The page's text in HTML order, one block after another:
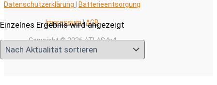
Einzelnes Ergebnis wird angezeigt
Datenschutzerklärung Batterieentsorgung
Impressum|AGB
Copyright © 2026 ATLAS4x4